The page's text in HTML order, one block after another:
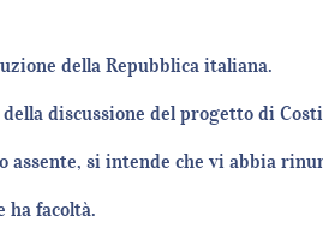
della Repubblica italiana.
della discussione del progetto di
assente, si intende che vi abbia
ha facoltà.